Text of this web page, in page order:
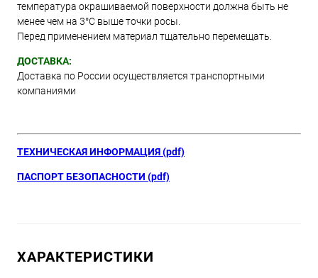
температура окрашиваемой поверхности должна быть не
менее чем на 3°C выше точки росы.
Перед применением материал тщательно перемещать.
ДОСТАВКА:
Доставка по России осуществляется транспортными
компаниями
ТЕХНИЧЕСКАЯ ИНФОРМАЦИЯ (pdf)
ПАСПОРТ БЕЗОПАСНОСТИ (pdf)
ХАРАКТЕРИСТИКИ